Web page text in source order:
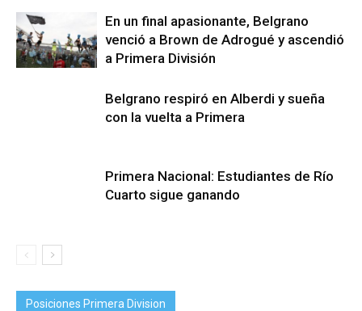
En un final apasionante, Belgrano
venció a Brown de Adrogué y ascendió
a Primera División
Belgrano respiró en Alberdi y sueña
con la vuelta a Primera
Primera Nacional: Estudiantes de Río
Cuarto sigue ganando
Posiciones Primera Division